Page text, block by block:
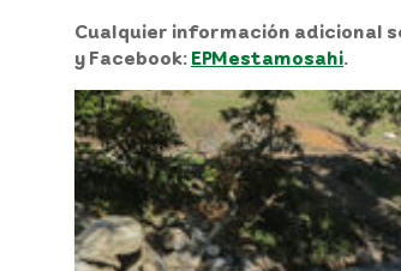
Cualquier información adicional
y Facebook: EPMestamosahi.